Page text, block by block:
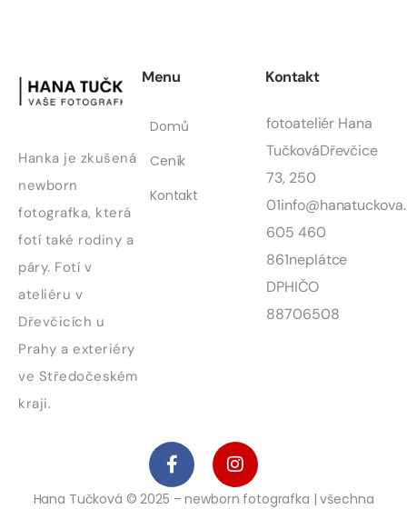
Hanka je zkušená
newborn
fotografka, která
fotí také rodiny a
páry. Fotí v
ateliéru v
Dřevčicích u
Prahy a exteriéry
ve Středočeském
kraji.
Menu
Domů
Ceník
Kontakt
Kontakt
fotoateliér Hana
TučkováDřevčice
73, 250
01
605 460
861neplátce
DPHIČO
88706508
Hana Tučková © 2025 – newborn fotografka | všechna